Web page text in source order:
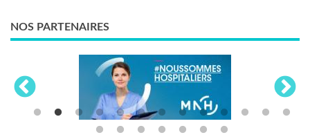
NOS PARTENAIRES